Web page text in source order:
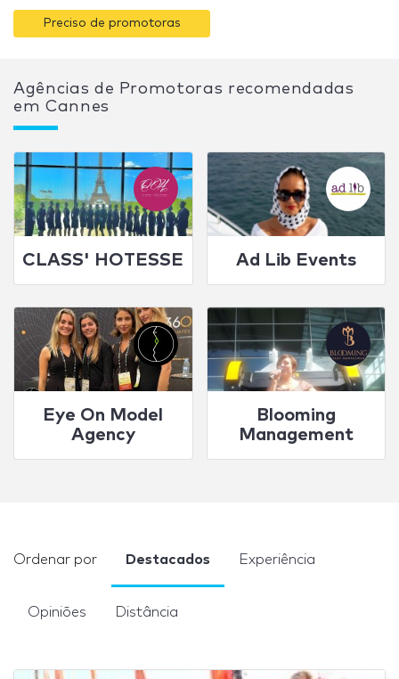
Preciso de promotoras
Agências de Promotoras recomendadas
em Cannes
CLASS' HOTESSE Ad Lib Events
Eye On Model
Agency
Blooming
Management
Ordenar por Destacados Experiência
Opiniões Distância